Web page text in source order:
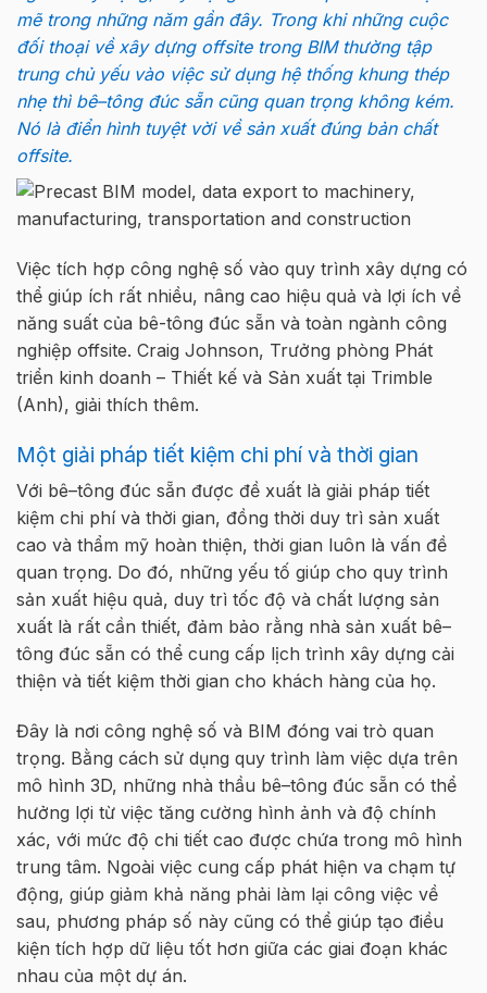
mẽtrong những năm gần đây. Trong khi những cuộc
đối thoại về xây dựng offsite trong BIM thường tập
trung chủyếu vào việc sửdụng hệthống khung thép
nhẹ thì bê–tông đúc sẵn cũng quan trọng không kém.
Nó là điển hìnhtuyệt vời vềsản xuất đúng bản chất
offsite.
Việc tích hợp công nghệ số vào quy trình xây dựng có
thể giúp ích rất nhiều, nâng cao hiệu quả và lợi ích về
năng suất của bê-tông đúc sẵn và toàn ngành công
nghiệp offsite. Craig Johnson, Trưởng phòng Phát
triển kinh doanh – Thiết kế và Sản xuất tại Trimble
(Anh), giải thích thêm.
Một giải pháp tiết kiệm chi phí và thời gian
Với bê–tông đúc sẵn được đề xuất là giải pháp tiết
kiệm chi phí và thời gian, đồng thời duy trì sản xuất
cao và thẩm mỹ hoàn thiện, thời gian luôn là vấn đề
quan trọng. Do đó, những yếu tố giúp cho quy trình
sản xuất hiệu quả, duy trì tốc độ và chất lượng sản
xuất là rất cần thiết, đảm bảo rằng nhà sản xuất bê–
tông đúc sẵn có thể cung cấp lịch trình xây dựng cải
thiện và tiết kiệm thời gian cho khách hàng của họ.
Đây là nơi công nghệ số và BIM đóng vai trò quan
trọng. Bằng cách sử dụng quy trình làm việc dựa trên
mô hình 3D, những nhà thầu bê–tông đúc sẵn có thể
hưởng lợi từ việc tăng cường hình ảnh và độ chính
xác, với mức độ chi tiết cao được chứa trong mô hình
trung tâm. Ngoài việc cung cấp phát hiện va chạm tự
động, giúp giảm khả năng phải làm lại công việc về
sau, phương pháp số này cũng có thể giúp tạo điều
kiện tích hợp dữ liệu tốt hơn giữa các giai đoạn khác
nhau của một dự án.